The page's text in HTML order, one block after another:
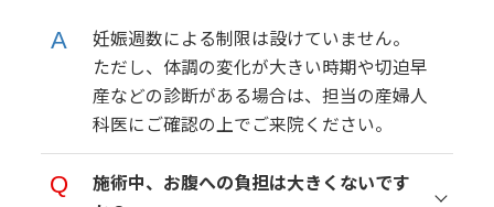
妊娠週数による制限は設けていません。
ただし、体調の変化が大きい時期や切迫早
産などの診断がある場合は、担当の産婦人
科医にご確認の上でご来院ください。
施術中、お腹への負担は大きくないです